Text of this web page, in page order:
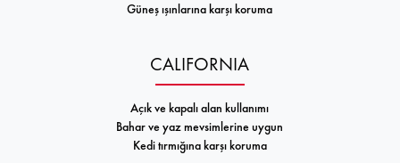
Güneş ışınlarına karşı koruma
CALIFORNIA
Açık ve kapalı alan kullanımı
Bahar ve yaz mevsimlerine uygun
Kedi tırmığına karşı koruma